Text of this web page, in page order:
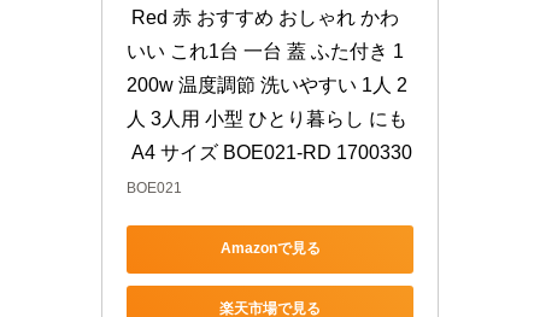
Red 赤 おすすめ おしゃれ かわ
いい これ1台 一台 蓋 ふた付き 1
200w 温度調節 洗いやすい 1人 2
人 3人用 小型 ひとり暮らし にも
A4 サイズ BOE021-RD 1700330
BOE021
Amazonで見る
楽天市場で見る